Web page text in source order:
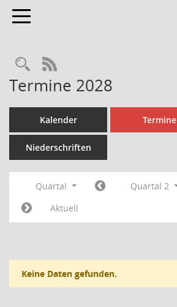
Toggle navigation
Rechercheauswahl
RSS-Feed
Termine 2028
Kalender Termine
Niederschriften
Quartal Quartal 2
Aktuell
Keine Daten gefunden.